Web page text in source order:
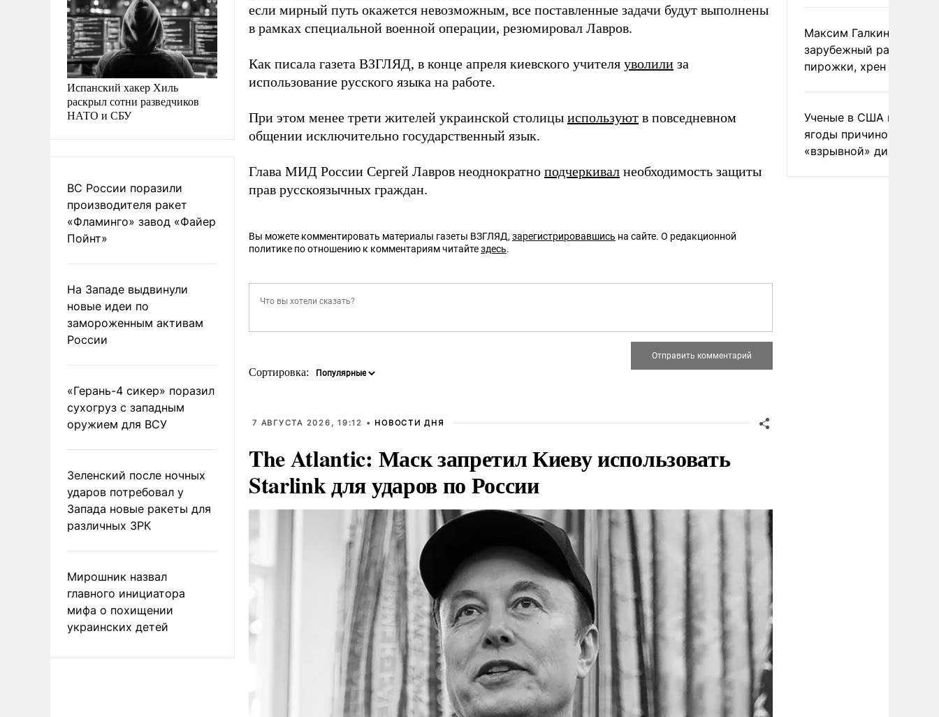
Испанский хакер Хиль
раскрыл сотни разведчиков
НАТО и СБУ
ВС России поразили
производителя ракет
«Фламинго» завод «Файер
Пойнт»
На Западе выдвинули
новые идеи по
замороженным активам
России
«Герань-4 сикер» поразил
сухогруз с западным
оружием для ВСУ
Зеленский после ночных
ударов потребовал у
Запада новые ракеты для
различных ЗРК
Мирошник назвал
главного инициатора
мифа о похищении
украинских детей
если мирный путь окажется невозможным, все поставленные задачи будут выполнены
в рамках специальной военной операции, резюмировал Лавров.
Как писала газета ВЗГЛЯД, в конце апреля киевского учителя уволили за
использование русского языка на работе.
При этом менее трети жителей украинской столицы используют в повседневном
общении исключительно государственный язык.
Глава МИД России Сергей Лавров неоднократно подчеркивал необходимость защиты
прав русскоязычных граждан.
Вы можете комментировать материалы газеты ВЗГЛЯД, зарегистрировавшись на сайте. О редакционной
политике по отношению к комментариям читайтездесь.
Сортировка:
7 АВГУСТА 2026, 19:12 • НОВОСТИ ДНЯ
The Atlantic: Маск запретил Киеву использовать
Starlink для ударов по России
Максим Галкин
зарубежный райдер
пирожки, хрен и морс
Ученые в США назвали
ягоды причиной
«взрывной» диареи